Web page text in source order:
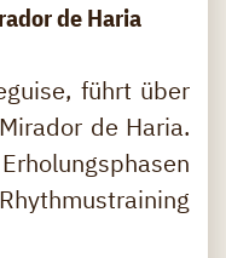
de Haria
führt über
de Haria.